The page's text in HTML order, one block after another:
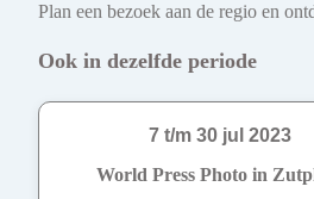
Plan een bezoek aan de regio en
Ook in dezelfde periode
7 t/m 30 jul 2023
World Press Photo in